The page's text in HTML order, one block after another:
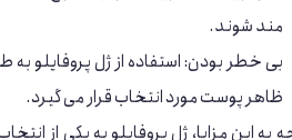
مند شوند.
بی خطر بودن: استفاده از ژل پروفایلو
ظاهر پوست مورد انتخاب قرار می‌ گیرد.
به این مزایا، ژل پروفایلو به یکی از